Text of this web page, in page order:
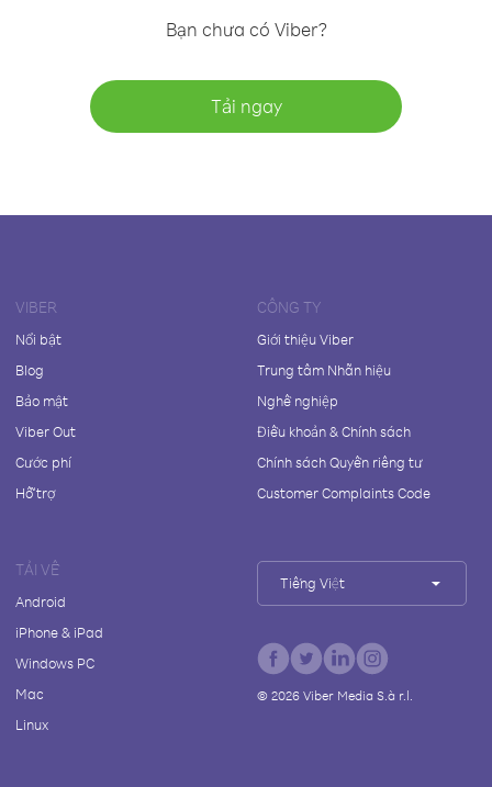
Bạn chưa có Viber?
Tải ngay
VIBER
Nổi bật
Blog
Bảo mật
Viber Out
Cước phí
Hỗ trợ
CÔNG TY
Giới thiệu Viber
Trung tâm Nhãn hiệu
Nghề nghiệp
Điều khoản & Chính sách
Chính sách Quyền riêng tư
Customer Complaints Code
TẢI VỀ
Android
iPhone & iPad
Windows PC
Mac
Linux
Tiếng Việt
© 2026Viber Media S.à r.l.